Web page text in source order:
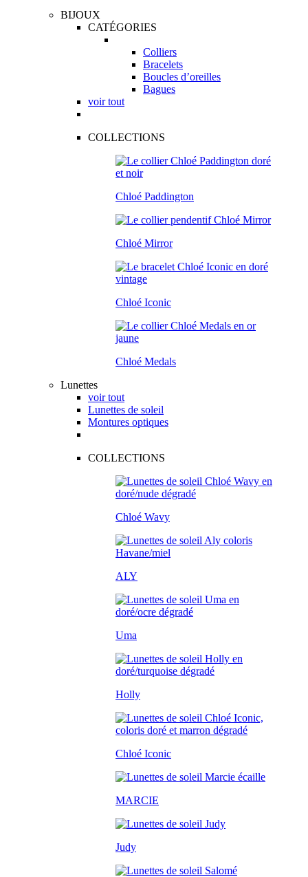
BIJOUX
CATÉGORIES
Colliers
Bracelets
Boucles d’oreilles
Bagues
voir tout
COLLECTIONS
Chloé Paddington
Chloé Mirror
Chloé Iconic
Chloé Medals
Lunettes
voir tout
Lunettes de soleil
Montures optiques
COLLECTIONS
Chloé Wavy
ALY
Uma
Holly
Chloé Iconic
MARCIE
Judy